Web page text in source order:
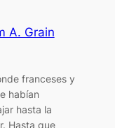
A. Grain
franceses y
habían
hasta la
Hasta que